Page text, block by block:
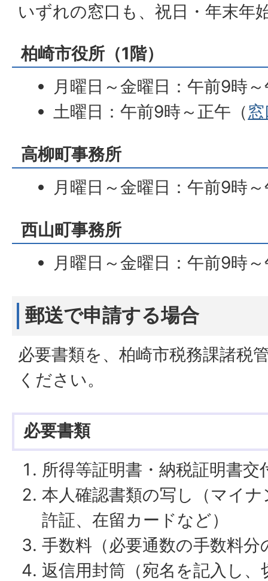
いずれの窓口も、祝日・年末年
柏崎市役所（1階）
月曜日～金曜日：午前9時
土曜日：午前9時～正午（
高柳町事務所
月曜日～金曜日：午前9時
西山町事務所
月曜日～金曜日：午前9時
郵送で申請する場合
必要書類を、柏崎市税務課諸税
ください。
必要書類
所得等証明書・納税証明書交
本人確認書類の写し（マイ
許証、在留カードなど）
手数料（必要通数の手数料分
返信用封筒（宛名を記入し